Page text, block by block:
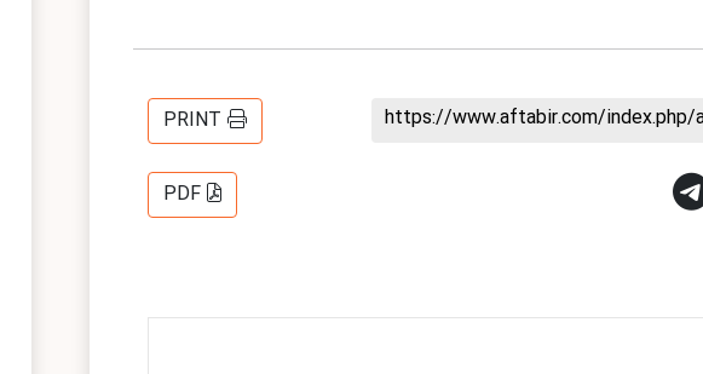
https://www.aftabir.com/
PRINT
PDF